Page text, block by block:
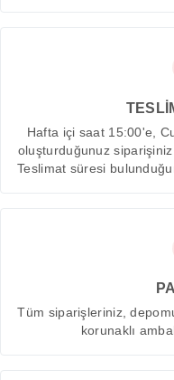
Hafta içi saat 15:00'e,
oluşturduğunuz
Teslimat süresi
Tüm siparişleriniz,
korunaklı